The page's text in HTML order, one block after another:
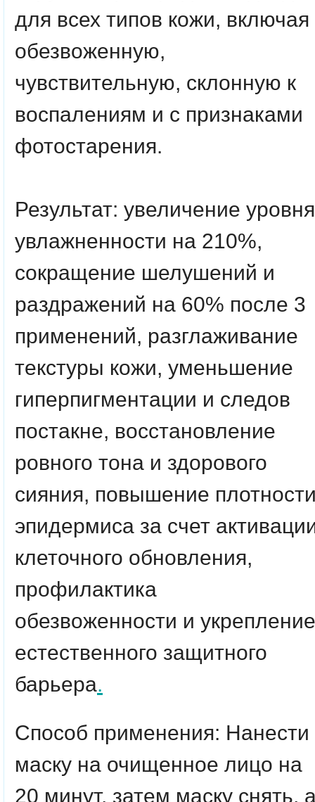
для всех типов кожи, включая
обезвоженную,
чувствительную, склонную к
воспалениям и с признаками
фотостарения.
Результат: увеличение уровня
увлажненности на 210%,
сокращение шелушений и
раздражений на 60% после 3
применений, разглаживание
текстуры кожи, уменьшение
гиперпигментации и следов
постакне, восстановление
ровного тона и здорового
сияния, повышение
эпидермиса за счет
клеточного обновления,
профилактика
обезвоженности и укрепление
естественного защитного
барьера.
Способ применения: Нанести
маску на очищенное лицо на
20 минут, затем маску снять,